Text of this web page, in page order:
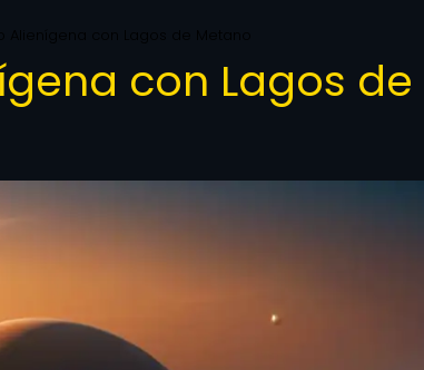
con Lagos de